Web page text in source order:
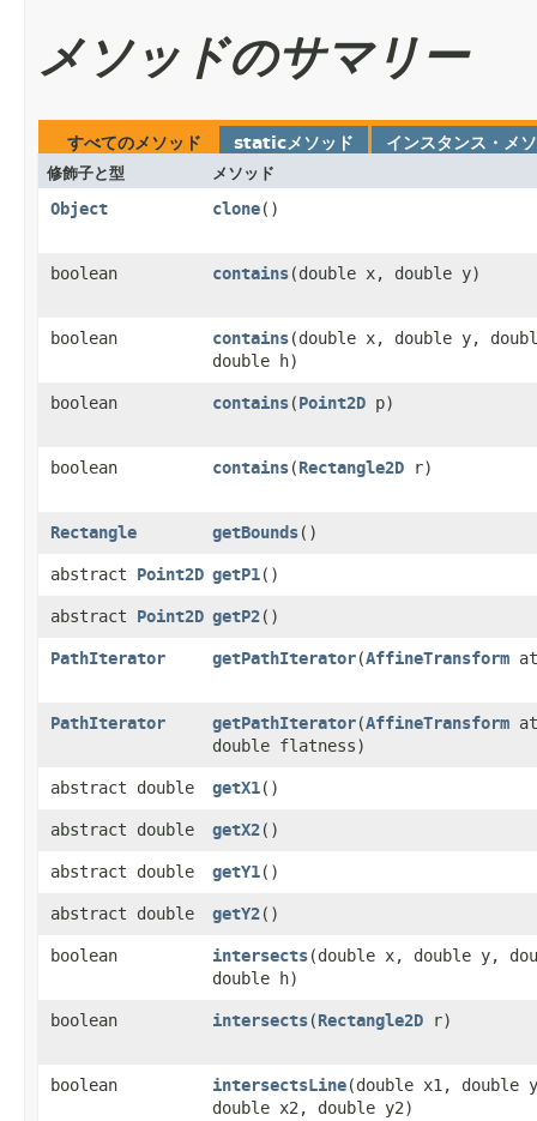
メソッドのサマリー
すべてのメソッド staticメソッド インスタンス・メ
修飾子と型 メソッド
Object clone()
boolean contains​(double x, double y)
boolean contains​(double x, double y,
double h)
boolean contains​(Point2D p)
boolean contains​(Rectangle2D r)
Rectangle getBounds()
abstract Point2D getP1()
abstract Point2D getP2()
PathIterator getPathIterator​(AffineTransform
PathIterator getPathIterator​(AffineTransform
double flatness)
abstract double getX1()
abstract double getX2()
abstract double getY1()
abstract double getY2()
boolean intersects​(double x, double y,
double h)
boolean intersects​(Rectangle2D r)
boolean intersectsLine​(double x1, double
double x2, double y2)